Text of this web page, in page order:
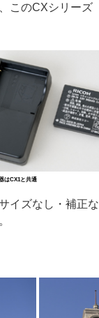
このCXシリーズ
はCX1と共通
イズなし・補正な